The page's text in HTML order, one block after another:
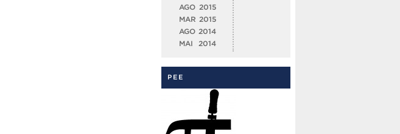
AGO 2015
MAR 2015
AGO 2014
MAI
2014
PEE